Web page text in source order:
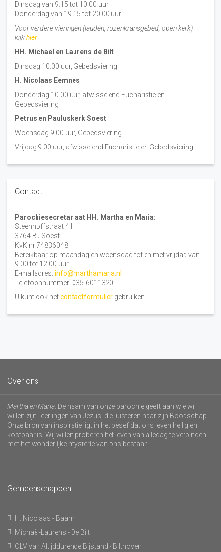
Dinsdag van 9.15 tot 10.00 uur
Donderdag van 19.15 tot 20.00 uur
Voor verdere vieringen (lauden, rozenkransgebed, open kerk)
kijkhier
HH. Michael en Laurens de Bilt
Dinsdag 10:00 uur, Gebedsviering
H. Nicolaas Eemnes
Donderdag 10.00 uur, afwisselend Eucharistie en
Gebedsviering
Petrus en Pauluskerk Soest
Woensdag 9.00 uur, Gebedsviering
Vrijdag 9.00 uur, afwisselend Eucharistie en Gebedsviering
Contact
Parochiesecretariaat HH. Martha en Maria:
Steenhoffstraat 41
3764 BJ Soest
KvK nr 74836048
Bereikbaar op maandag en woensdag tot en met vrijdag van
9.00 tot 12.00 uur.
E-mailadres: info@marthamaria.nl
Telefoonnummer: 035-6011320
U kunt ook hetcontactformulier gebruiken.
Over ons
Martha en Maria . De naam van onze parochie geeft aan wie wij
willen zijn: leerlingen van Jezus, die luisteren naar zijn Boodschap.
Onze bron van inspiratie ligt in het besef dat ons leven heilig en
kostbaar is. Wij willen proberen het leven van alledag te verbinden
met het wonderlijke mysterie van ons bestaan.
Gemeenschappen
H. Nicolaas - Baarn
Michaël-Laurens - De Bilt
OLV van Altijddurende Bijstand - Bilthoven